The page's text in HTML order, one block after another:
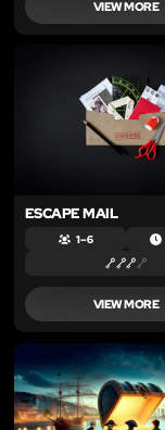
VIEW MORE
ESCAPE MAIL
1 – 6
VIEW MORE